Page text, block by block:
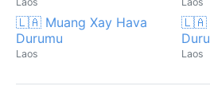
🇱🇦 Muang Xay Hava
Durumu
Laos
🇱🇦
Laos